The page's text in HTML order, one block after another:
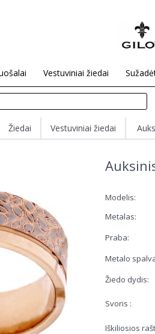
Vestuviniai žiedai
Žiedai Vestuviniai žiedai
Modelis:
Metalas:
Praba:
Metalo
Žiedo dydis:
Svoris :
Iškiliosios